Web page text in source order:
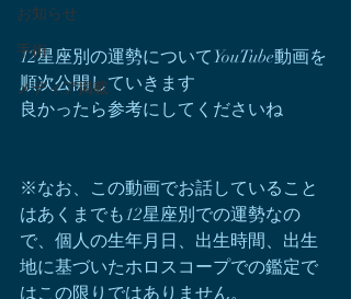
お知らせ
手術
メディア掲載
12星座別の運勢についてYouTube動画を
順次公開していきます
良かったら参考にしてくださいね
※なお、この動画でお話していること
はあくまでも12星座別での運勢なの
で、個人の生年月日、出生時間、出生
地に基づいたホロスコープでの鑑定で
はこの限りではありません。